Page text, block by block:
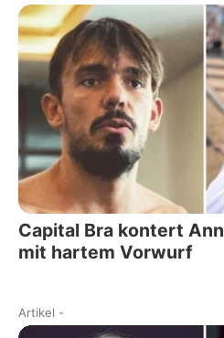
Capital Bra kontert
mit hartem Vorwurf
Artikel -